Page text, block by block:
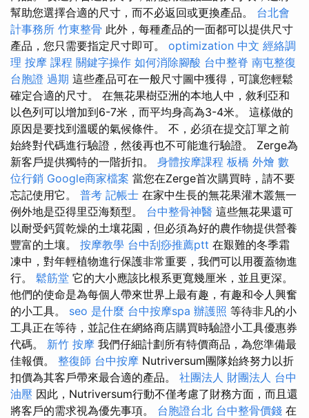
幫助您選擇合適的尺寸，而不必返回或更換產品。 台北會
計事務所 竹東整骨 此外，每種產品的一面都可以提供尺寸
產品，您只需要指定尺寸即可。 optimization 中文 經絡調
理 按摩 課程 關鍵字操作 如何消除腳酸 台中整脊 南屯整復
台胞證 過期 這些產品可在一般尺寸圖中獲得，可讓您輕鬆
確定合適的尺寸。 在無花果樹亞洲的本地人中，敘利亞和
以色列可以增加到6-7米，而平均身高為3-4米。 這樣做的
原因是要找到溫暖的氣候條件。 不，必須在提交訂單之前
始終對代碼進行驗證，然後再也不可能進行驗證。 Zerge為
新客戶提供獨特的一階折扣。 身體按摩課程 板橋 外燴 數
位行銷 Google商家檔案 當您在Zerge首次購買時，請不要
忘記使用它。 普考 記帳士 在家中生長的無花果灌木叢無一
例外地是亞得里亞海類型。 台中整骨神醫 這些無花果還可
以耐受鈣質乾燥的土壤花園，但必須為好的農作物提供營養
豐富的土壤。 按摩教學 台中刮痧推薦ptt 在艱難的冬季霜
凍中，對年輕植物進行保護非常重要，我們可以用覆蓋物進
行。 鬆筋堂 它的大小應該比根系更寬幾厘米，並且更深。
他們的使命是為每個人帶來世界上最有趣，有趣和令人興奮
的小工具。 seo 是什麼 台中按摩spa 辦護照 等待非凡的小
工具正在等待，並記住在網絡商店購買時驗證小工具優惠券
代碼。 新竹 按摩 我們仔細計劃所有特價商品，為您準備最
佳報價。 整復師 台中按摩 Nutriversum團隊始終努力以折
扣價為其客戶帶來最合適的產品。 社團法人 財團法人 台中
油壓 因此，Nutriversum行動不僅考慮了財務方面，而且還
將客戶的需求視為優先事項。 台胞證台北 台中整骨價錢 在